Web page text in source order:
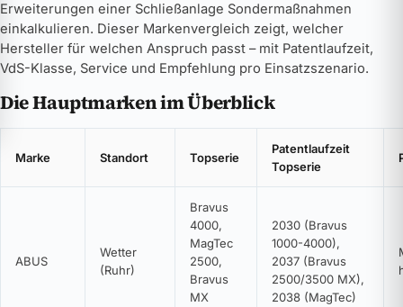
Erweiterungen einer Schließanlage Sondermaßnahmen
einkalkulieren. Dieser Markenvergleich zeigt, welcher
Hersteller für welchen Anspruch passt – mit Patentlaufzeit,
VdS-Klasse, Service und Empfehlung pro Einsatzszenario.
Die Hauptmarken im Überblick
Marke Standort Topserie
Patentlaufzeit
Topserie
ABUS
Wetter
(Ruhr)
Bravus
4000,
MagTec
2500,
Bravus
MX
2030 (Bravus
1000-4000),
2037 (Bravus
2500/3500 MX),
2038 (MagTec)